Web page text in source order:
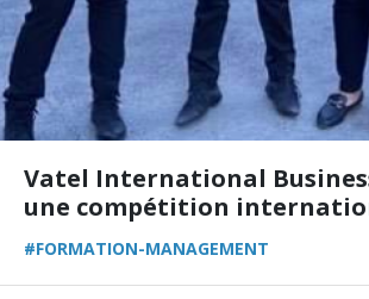
Vatel International
une compétition
#FORMATION-MANAGEMENT